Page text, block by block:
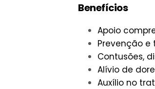
Benefícios
Apoio
Prevenção
Contusões,
Alívio de
Auxílio no